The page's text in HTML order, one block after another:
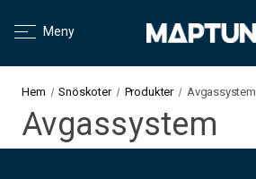
Meny
Hem Snöskoter Produkter Avgassystem
Avgassystem